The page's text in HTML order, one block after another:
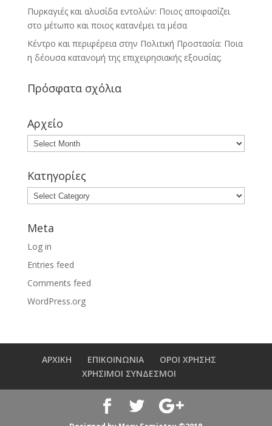
Πυρκαγιές και αλυσίδα εντολών: Ποιος αποφασίζει
στο μέτωπο και ποιος κατανέμει τα μέσα
Κέντρο και περιφέρεια στην Πολιτική Προστασία: Ποια
η δέουσα κατανομή της επιχειρησιακής εξουσίας;
Πρόσφατα σχόλια
Αρχείο
Κατηγορίες
Meta
Log in
Entries feed
Comments feed
WordPress.org
ΑΡΧΙΚΗ ΕΠΙΚΟΙΝΩΝΙΑ
ΟΡΟΙ ΧΡΗΣΗΣ
ΧΡΗΣΙΜΟΙ ΣΥΝΔΕΣΜΟΙ